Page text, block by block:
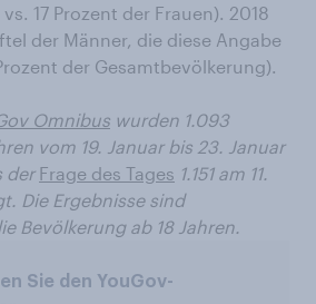
17 Prozent der Frauen). 2018
der Männer, die diese Angabe
der Gesamtbevölkerung).
Omnibus wurden 1.093
vom 19. Januar bis 23. Januar
der Frage des Tages 1.151 am 11.
Die Ergebnisse sind
Bevölkerung ab 18 Jahren.
Sie den YouGov-